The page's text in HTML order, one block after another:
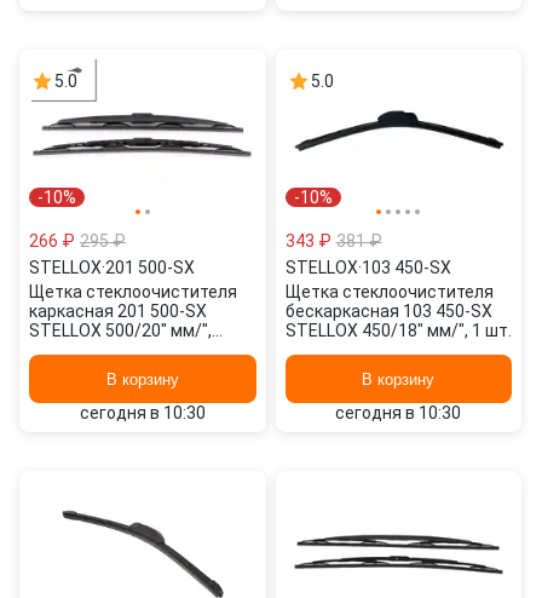
5.0
-10%
266 ₽ 295 ₽
STELLOX·201 500-SX
Щетка стеклоочистителя
каркасная 201 500-SX
STELLOX 500/20" мм/",
В корзину
сегодня в 10:30
5.0
-10%
343 ₽ 381 ₽
STELLOX·103 450-SX
Щетка стеклоочистителя
бескаркасная 103 450-SX
STELLOX 450/18" мм/", 1 шт.
В корзину
сегодня в 10:30